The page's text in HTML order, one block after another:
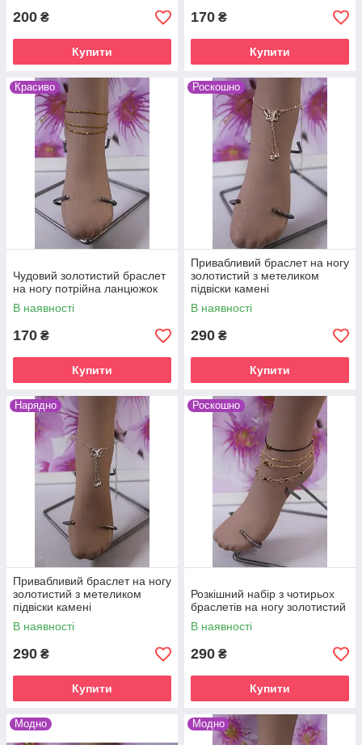
200 ₴
Купити
170 ₴
Купити
Красиво
Чудовий золотистий браслет
на ногу потрійна ланцюжок
В наявності
170 ₴
Купити
Роскошно
Привабливий браслет на ногу
золотистий з метеликом
підвіски камені
В наявності
290 ₴
Купити
Нарядно
Привабливий браслет на ногу
золотистий з метеликом
підвіски камені
В наявності
290 ₴
Купити
Роскошно
Розкішний набір з чотирьох
браслетів на ногу золотистий
В наявності
290 ₴
Купити
Модно Модно